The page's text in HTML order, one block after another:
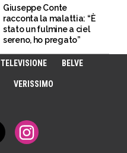
Giuseppe Conte
racconta la malattia: “È
stato un fulmine a ciel
sereno, ho pregato”
TELEVISIONE BELVE
VERISSIMO